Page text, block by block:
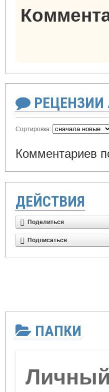
Сортировка:
Комментариев
ДЕЙСТВИЯ
Поделиться
Подписаться
ПАПКИ